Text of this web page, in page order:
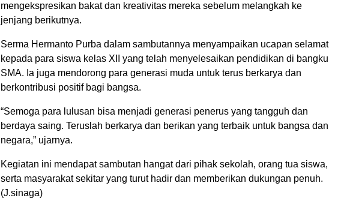
mengekspresikan bakat dan kreativitas mereka sebelum melangkah ke
jenjang berikutnya.
Serma Hermanto Purba dalam sambutannya menyampaikan ucapan selamat
kepada para siswa kelas XII yang telah menyelesaikan pendidikan di bangku
SMA. Ia juga mendorong para generasi muda untuk terus berkarya dan
berkontribusi positif bagi bangsa.
“Semoga para lulusan bisa menjadi generasi penerus yang tangguh dan
berdaya saing. Teruslah berkarya dan berikan yang terbaik untuk bangsa dan
negara,” ujarnya.
Kegiatan ini mendapat sambutan hangat dari pihak sekolah, orang tua siswa,
serta masyarakat sekitar yang turut hadir dan memberikan dukungan penuh.
(J.sinaga)